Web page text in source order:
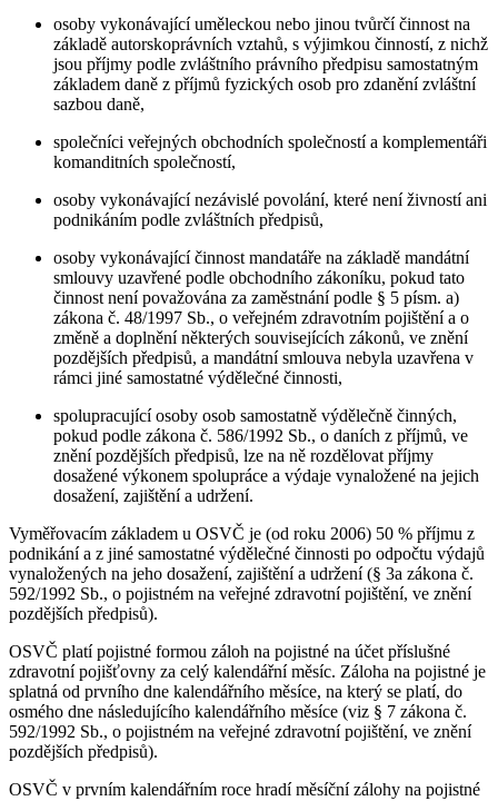
osoby vykonávající uměleckou nebo jinou tvůrčí činnost na
základě autorskoprávních vztahů, s výjimkou činností, z nichž
jsou příjmy podle zvláštního právního předpisu samostatným
základem daně z příjmů fyzických osob pro zdanění zvláštní
sazbou daně,
společníci veřejných obchodních společností a komplementáři
komanditních společností,
osoby vykonávající nezávislé povolání, které není živností ani
podnikáním podle zvláštních předpisů,
osoby vykonávající činnost mandatáře na základě mandátní
smlouvy uzavřené podle obchodního zákoníku, pokud tato
činnost není považována za zaměstnání podle § 5 písm. a)
zákona č. 48/1997 Sb., o veřejném zdravotním pojištění a o
změně a doplnění některých souvisejících zákonů, ve znění
pozdějších předpisů, a mandátní smlouva nebyla uzavřena v
rámci jiné samostatné výdělečné činnosti,
spolupracující osoby osob samostatně výdělečně činných,
pokud podle zákona č. 586/1992 Sb., o daních z příjmů, ve
znění pozdějších předpisů, lze na ně rozdělovat příjmy
dosažené výkonem spolupráce a výdaje vynaložené na jejich
dosažení, zajištění a udržení.
Vyměřovacím základem u OSVČ je (od roku 2006) 50 % příjmu z
podnikání a z jiné samostatné výdělečné činnosti po odpočtu výdajů
vynaložených na jeho dosažení, zajištění a udržení (§ 3a zákona č.
592/1992 Sb., o pojistném na veřejné zdravotní pojištění, ve znění
pozdějších předpisů).
OSVČ platí pojistné formou záloh na pojistné na účet příslušné
zdravotní pojišťovny za celý kalendářní měsíc. Záloha na pojistné je
splatná od prvního dne kalendářního měsíce, na který se platí, do
osmého dne následujícího kalendářního měsíce (viz § 7 zákona č.
592/1992 Sb., o pojistném na veřejné zdravotní pojištění, ve znění
pozdějších předpisů).
OSVČ v prvním kalendářním roce hradí měsíční zálohy na pojistné